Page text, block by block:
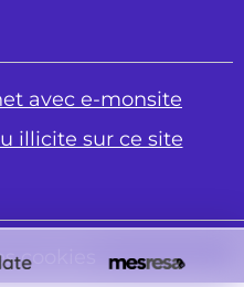
avec e-monsite
illicite sur ce site
cookies